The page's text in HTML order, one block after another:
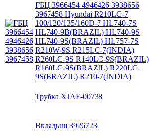
ГБЦ 3966454 4946426 3938656
3967458 Hyundai R210LC-7
100/120/135/160D-7 HL740-7S
HL740-9B(BRAZIL) HL740-9S
HL740-9S(BRAZIL) HL757-7S
R210W-9S R215LC-7(INDIA)
R260LC-9S R140LC-9S(BRAZIL)
R160LC-9S(BRAZIL) R220LC-
9S(BRAZIL) R210-7(INDIA)
Трубка XJAF-00738
Вкладыш 3926723